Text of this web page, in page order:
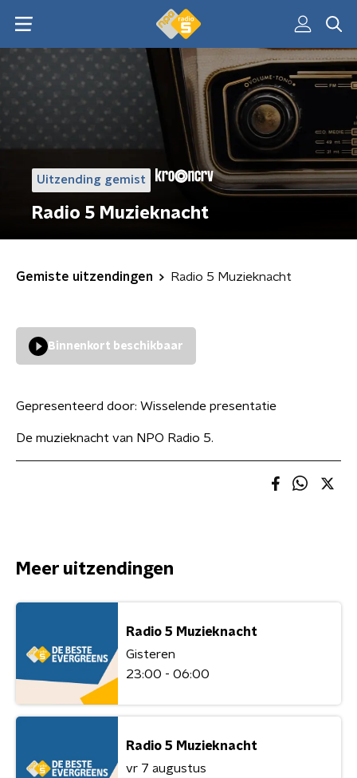
Uitzending gemist
Radio 5 Muzieknacht
Gemiste uitzendingen Radio 5 Muzieknacht
Binnenkort beschikbaar
Gepresenteerd door: Wisselende presentatie
De muzieknacht van NPO Radio 5.
Meer uitzendingen
Radio 5 Muzieknacht
Gisteren
23:00 - 06:00
Radio 5 Muzieknacht
vr 7 augustus